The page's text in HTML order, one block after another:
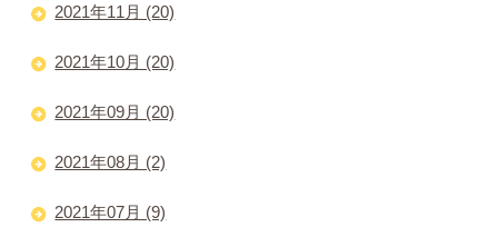
2021年11月 (20)
2021年10月 (20)
2021年09月 (20)
2021年08月 (2)
2021年07月 (9)